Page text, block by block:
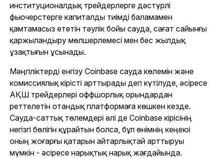
институционалдық трейдерлерге дәстүрлі
фьючерстерге капиталды тиімді баламамен
қамтамасыз ететін тәулік бойы сауда, сағат сайынғы
қаржыландыру мөлшерлемесі мен бес жылдық
ұзақтығын ұсынады.
Мәңгіліктерді енгізу Coinbase сауда көлемін және
комиссиялық кірісті арттырады деп күтілуде, әсіресе
АҚШ трейдерлері оффшорлық орындардан
реттелетін отандық платформаға көшкен кезде.
Сауда-саттық төлемдері әлі де Coinbase кірісінің
негізгі бөлігін құрайтын болса, бұл өнімнің кеңеюі
оның жоғарғы қатарын айтарлықтай арттыруы
мүмкін - әсіресе нарықтық нарық жағдайында.